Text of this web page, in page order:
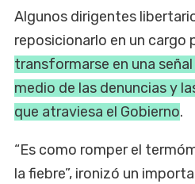
Algunos dirigentes
reposicionarlo en un cargo
transformarse en una
medio de las denuncias y
que atraviesa el Gobierno.
“Es como romper el
la fiebre”, ironizó un